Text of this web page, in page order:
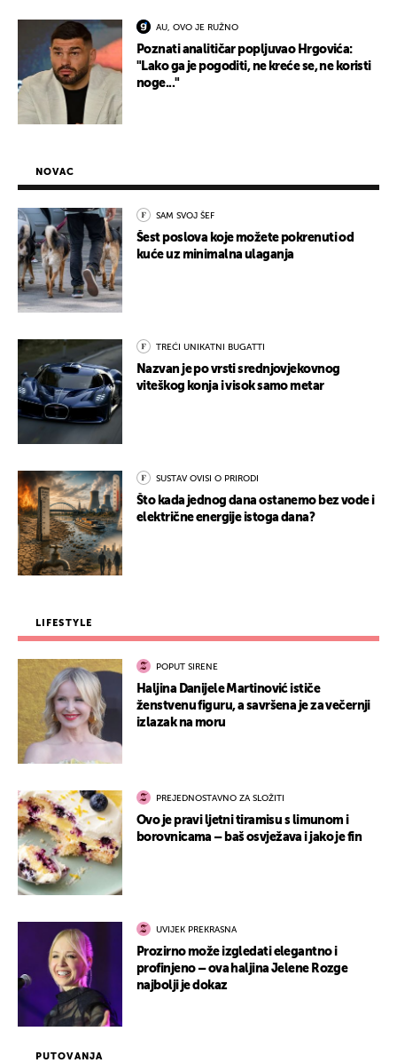
AU, OVO JE RUŽNO
Poznati analitičar popljuvao Hrgovića:
"Lako ga je pogoditi, ne kreće se, ne koristi
noge..."
PUTOVANJA
NOVAC
SAM SVOJ ŠEF
Šest poslova koje možete pokrenuti od
kuće uz minimalna ulaganja
TREĆI UNIKATNI BUGATTI
Nazvan je po vrsti srednjovjekovnog
viteškog konja i visok samo metar
SUSTAV OVISI O PRIRODI
Što kada jednog dana ostanemo bez vode i
električne energije istoga dana?
LIFESTYLE
POPUT SIRENE
Haljina Danijele Martinović ističe
ženstvenu figuru, a savršena je za večernji
izlazak na moru
PREJEDNOSTAVNO ZA SLOŽITI
Ovo je pravi ljetni tiramisu s limunom i
borovnicama – baš osvježava i jako je fin
UVIJEK PREKRASNA
Prozirno može izgledati elegantno i
profinjeno – ova haljina Jelene Rozge
najbolji je dokaz